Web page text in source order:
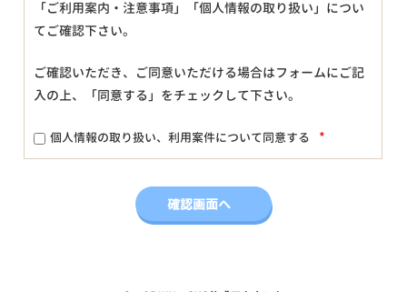
「ご利用案内・注意事項」「個人情報の取り扱い」につい
てご確認下さい。
ご確認いただき、ご同意いただける場合はフォームにご記
入の上、「同意する」をチェックして下さい。
個人情報の取り扱い、利用案件について同意する *